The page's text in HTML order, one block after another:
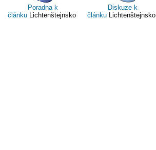
Poradna k
článku Lichtenštejnsko
Diskuze k
článku Lichtenštejnsko